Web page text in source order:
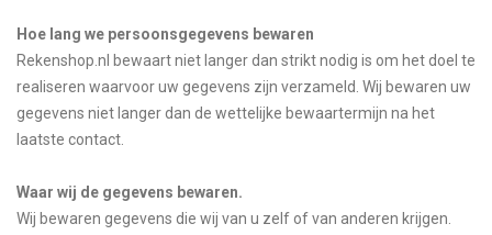
Hoe lang we persoonsgegevens bewaren
Rekenshop.nl bewaart niet langer dan strikt nodig is om het doel te
realiseren waarvoor uw gegevens zijn verzameld. Wij bewaren uw
gegevens niet langer dan de wettelijke bewaartermijn na het
laatste contact.
Waar wij de gegevens bewaren.
Wij bewaren gegevens die wij van u zelf of van anderen krijgen.